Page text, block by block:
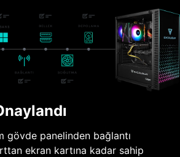
gövde panelinden bağlantı
ekran kartına kadar sahip